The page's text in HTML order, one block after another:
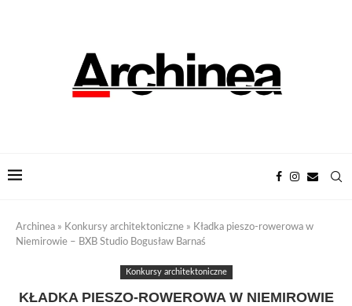
Archinea » Konkursy architektoniczne » Kładka pieszo-rowerowa w
Niemirowie – BXB Studio Bogusław Barnaś
Konkursy architektoniczne
KŁADKA PIESZO-ROWEROWA W NIEMIROWIE